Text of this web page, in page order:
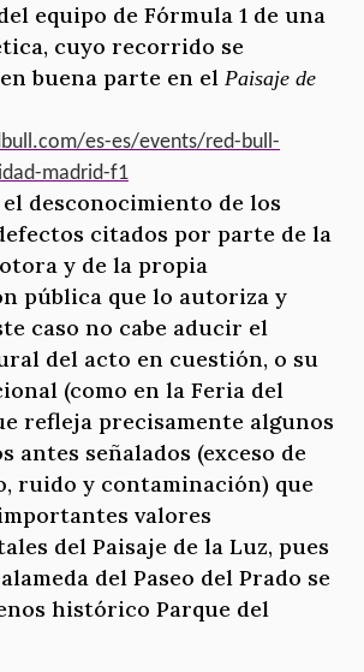
equipo de Fórmula 1 de una
cuyo recorrido se
buena parte en el Paisaje de
es-es/events/red-bull-
madrid-f1
desconocimiento de los
citados por parte de la
y de la propia
pública que lo autoriza y
caso no cabe aducir el
del acto en cuestión, o su
(como en la Feria del
refleja precisamente algunos
antes señalados (exceso de
ruido y contaminación) que
valores
del Paisaje de la Luz, pues
del Paseo del Prado se
histórico Parque del